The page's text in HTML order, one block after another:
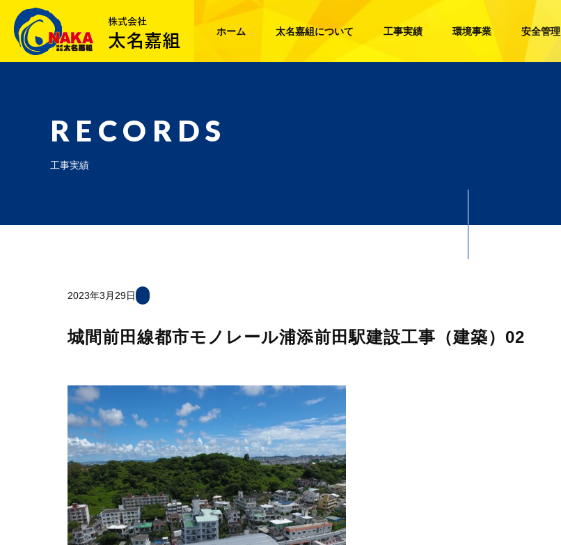
ホーム 太名嘉組について 工事実績 環境事業 安全管理
RECORDS
工事実績
2023年3月29日
城間前田線都市モノレール浦添前田駅建設工事（建築）02